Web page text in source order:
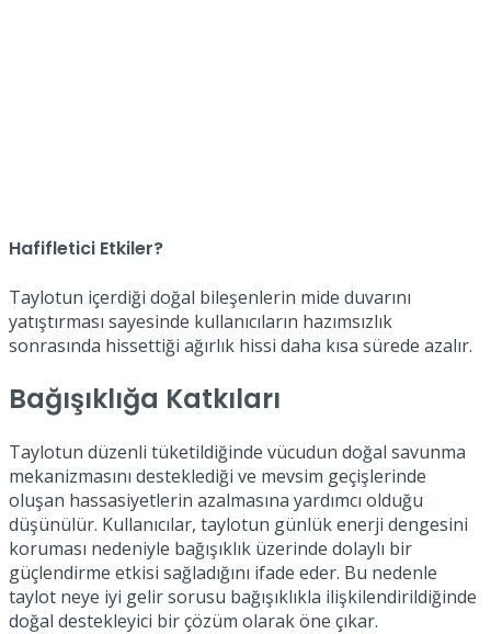
Hafifletici Etkiler?
Taylotun içerdiği doğal bileşenlerin mide duvarını
yatıştırması sayesinde kullanıcıların hazımsızlık
sonrasında hissettiği ağırlık hissi daha kısa sürede azalır.
Bağışıklığa Katkıları
Taylotun düzenli tüketildiğinde vücudun doğal savunma
mekanizmasını desteklediği ve mevsim geçişlerinde
oluşan hassasiyetlerin azalmasına yardımcı olduğu
düşünülür. Kullanıcılar, taylotun günlük enerji dengesini
koruması nedeniyle bağışıklık üzerinde dolaylı bir
güçlendirme etkisi sağladığını ifade eder. Bu nedenle
taylot neye iyi gelir sorusu bağışıklıkla ilişkilendirildiğinde
doğal destekleyici bir çözüm olarak öne çıkar.